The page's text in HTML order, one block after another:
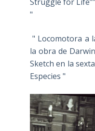
"
" Locomotora a
la obra de
Sketch en la
Especies "